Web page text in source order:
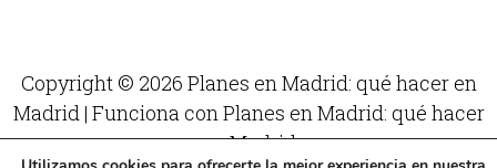
Copyright © 2026 Planes en Madrid: qué hacer en
Madrid | Funciona con Planes en Madrid: qué hacer
en Madrid